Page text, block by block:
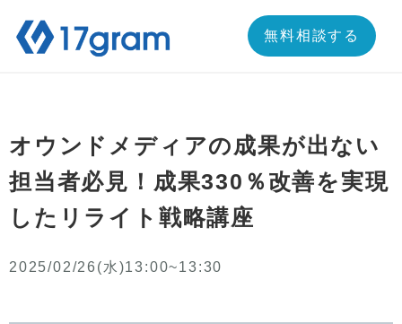
プ
無料相談する
オウンドメディアの成果が出ない
担当者必見！成果330％改善を実現
したリライト戦略講座
2025/02/26(水)13:00~13:30